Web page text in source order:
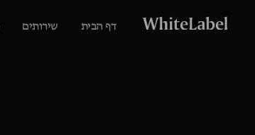
שירותים דף הבית